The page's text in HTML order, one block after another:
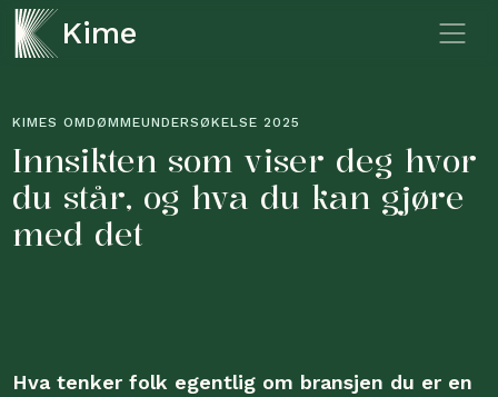
Kime
KIMES OMDØMMEUNDERSØKELSE 2025
Innsikten som viser deg hvor
du står, og hva du kan gjøre
med det
Hva tenker folk egentlig om bransjen du er en